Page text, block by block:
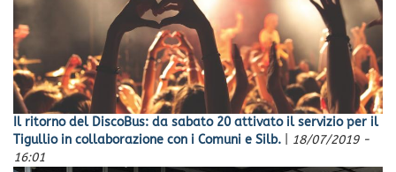
Il ritorno del DiscoBus: da sabato 20 attivato il servizio per il
Tigullio in collaborazione con i Comuni e Silb.
18/07/2019 -
16:01